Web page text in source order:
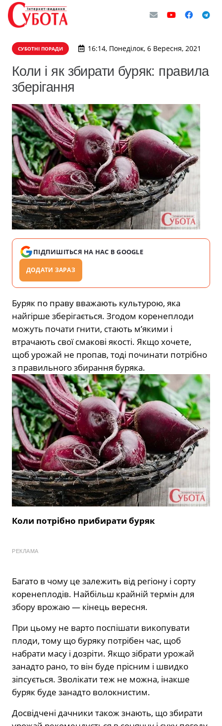
СУБОТНІ ПОРАДИ 16:14, Понеділок, 6 Вересня, 2021
Коли і як збирати буряк: правила
зберігання
ПІДПИШІТЬСЯ НА НАС В GOOGLE
ДОДАТИ ЗАРАЗ
Буряк по праву вважають культурою, яка
найгірше зберігається. Згодом коренеплоди
можуть почати гнити, стають м’якими і
втрачають свої смакові якості. Якщо хочете,
щоб урожай не пропав, тоді починати потрібно
з правильного збирання буряка.
Коли потрібно прибирати буряк
РЕКЛАМА
Багато в чому це залежить від регіону і сорту
коренеплодів. Найбільш крайній термін для
збору врожаю — кінець вересня.
При цьому не варто поспішати викопувати
плоди, тому що буряку потрібен час, щоб
набрати масу і дозріти. Якщо зібрати урожай
занадто рано, то він буде прісним і швидко
зіпсується. Зволікати теж не можна, інакше
буряк буде занадто волокнистим.
Досвідчені дачники також знають, що збирати